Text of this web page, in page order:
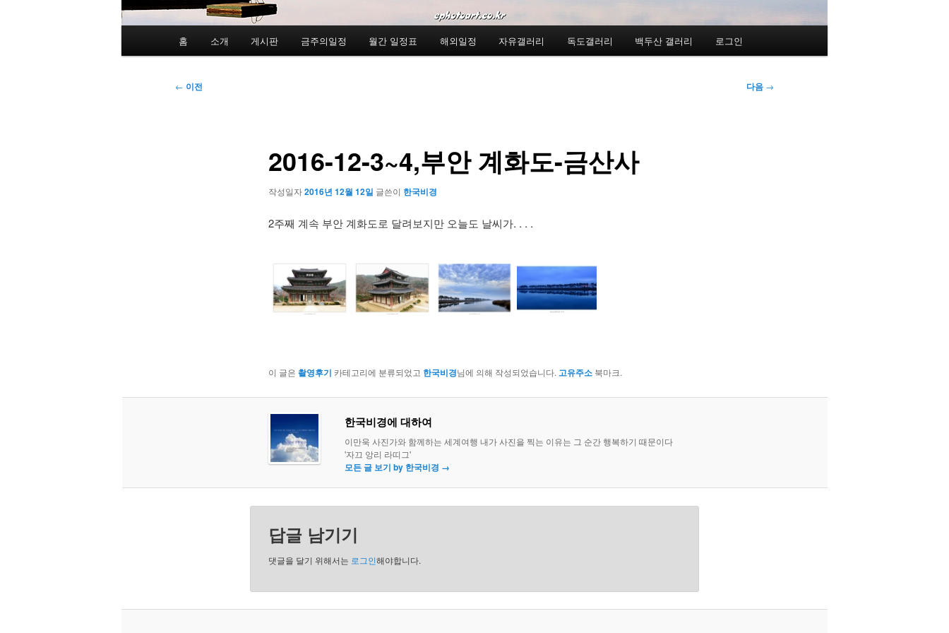
홈 소개 게시판 금주의일정 월간 일정표 해외일정 자유갤러리 독도갤러리 백두산 갤러리 로그인
글
← 이전 다음 →
2016-12-3~4,부안 계화도-금산사
작성일자2016년 12월 12일 글쓴이 한국비경
2주째 계속 부안 계화도로 달려보지만 오늘도 날씨가. . . .
이 글은 촬영후기 카테고리에 분류되었고 한국비경님에 의해 작성되었습니다. 고유주소북마크.
한국비경에 대하여
이만욱 사진가와 함께하는 세계여행 내가 사진을 찍는 이유는 그 순간 행복하기 때문이다
'자끄 앙리 라띠그'
모든 글 보기 by 한국비경 →
답글 남기기
댓글을 달기 위해서는 로그인해야합니다.